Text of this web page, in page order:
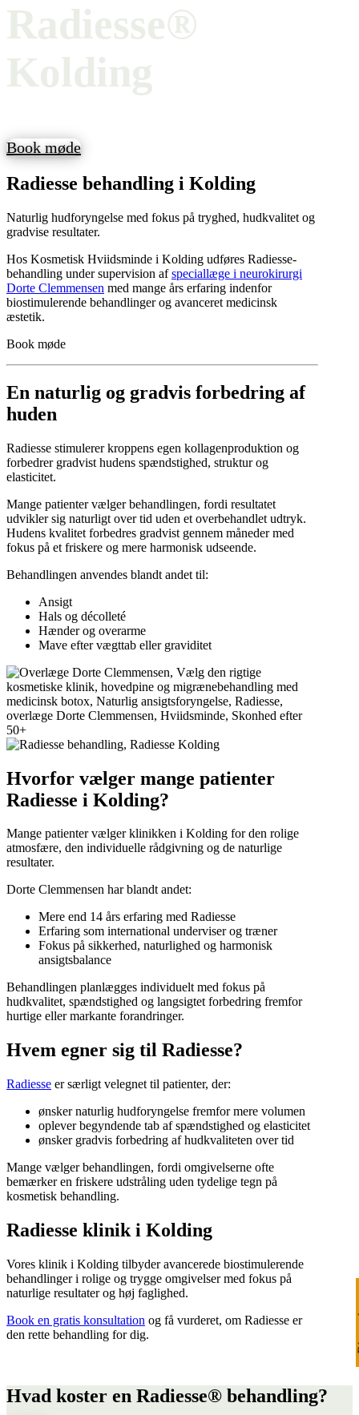
Radiesse®
Kolding
Book møde
Radiesse behandling i Kolding
Naturlig hudforyngelse med fokus på tryghed, hudkvalitet og
gradvise resultater.
Hos Kosmetisk Hviidsminde i Kolding udføres Radiesse-
behandling under supervision afspeciallæge i neurokirurgi
Dorte Clemmensen med mange års erfaring indenfor
biostimulerende behandlinger og avanceret medicinsk
æstetik.
Book møde
En naturlig og gradvis forbedring af
huden
Radiesse stimulerer kroppens egen kollagenproduktion og
forbedrer gradvist hudens spændstighed, struktur og
elasticitet.
Mange patienter vælger behandlingen, fordi resultatet
udvikler sig naturligt over tid uden et overbehandlet udtryk.
Hudens kvalitet forbedres gradvist gennem måneder med
fokus på et friskere og mere harmonisk udseende.
Behandlingen anvendes blandt andet til:
Ansigt
Hals og décolleté
Hænder og overarme
Mave efter vægttab eller graviditet
Hvorfor vælger mange patienter
Radiesse i Kolding?
Mange patienter vælger klinikken i Kolding for den rolige
atmosfære, den individuelle rådgivning og de naturlige
resultater.
Dorte Clemmensen har blandt andet:
Mere end 14 års erfaring med Radiesse
Erfaring som international underviser og træner
Fokus på sikkerhed, naturlighed og harmonisk
ansigtsbalance
Behandlingen planlægges individuelt med fokus på
hudkvalitet, spændstighed og langsigtet forbedring fremfor
hurtige eller markante forandringer.
Hvem egner sig til Radiesse?
Radiesse er særligt velegnet til patienter, der:
ønsker naturlig hudforyngelse fremfor mere volumen
oplever begyndende tab af spændstighed og elasticitet
ønsker gradvis forbedring af hudkvaliteten over tid
Mange vælger behandlingen, fordi omgivelserne ofte
bemærker en friskere udstråling uden tydelige tegn på
kosmetisk behandling.
Radiesse klinik i Kolding
Vores klinik i Kolding tilbyder avancerede biostimulerende
behandlinger i rolige og trygge omgivelser med fokus på
naturlige resultater og høj faglighed.
Book en gratis konsultation og få vurderet, om Radiesse er
den rette behandling for dig.
Hvad koster en Radiesse® behandling?